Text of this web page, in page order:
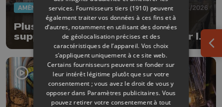
AMÉNAGEMENT DU TERRITOIRE 14/01/2026
Plus d’1,6 million d’euros
supplémentaire pour transformer la
rive gauche de Huy
services. Fournisseurs tiers (1910) peuvent
également traiter vos données à ces fins et à
d’autres, notamment en utilisant des données
de géolocalisation précises et des
caractéristiques de l’appareil. Vos choix
s’appliquent uniquement à ce site web.
Certains fournisseurs peuvent se fonder sur
leur intérêt légitime plutôt que sur votre
consentement ; vous avez le droit de vous y
opposer dans Paramètres publicitaires. Vous
pouvez retirer votre consentement à tout